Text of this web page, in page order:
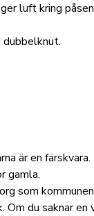
luft kring
dubbelknut.
är en
gamla.
som
Om du saknar